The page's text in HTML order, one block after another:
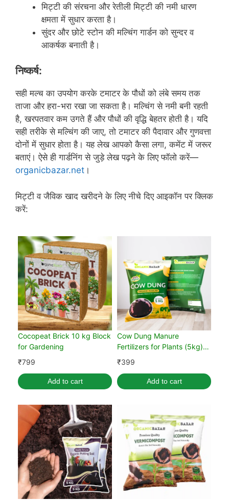
मिट्टी की संरचना और रेतीली मिट्टी की नमी धारण
क्षमता में सुधार करता है।
सुंदर और छोटे स्टोन की मल्चिंग गार्डन को सुन्दर व
आकर्षक बनाती है।
निष्कर्ष:
सही मल्च का उपयोग करके टमाटर के पौधों को लंबे समय तक
ताजा और हरा-भरा रखा जा सकता है। मल्चिंग से नमी बनी रहती
है, खरपतवार कम उगते हैं और पौधों की वृद्धि बेहतर होती है। यदि
सही तरीके से मल्चिंग की जाए, तो टमाटर की पैदावार और गुणवत्ता
दोनों में सुधार होता है। यह लेख आपको कैसा लगा, कमेंट में जरूर
बताएं। ऐसे ही गार्डनिंग से जुड़े लेख पढ़ने के लिए फॉलो करें—
organicbazar.net ।
मिट्टी व जैविक खाद खरीदने के लिए नीचे दिए आइकॉन पर क्लिक
करें:
Cocopeat Brick 10 kg Block
for Gardening
₹799
Add to cart
Cow Dung Manure
Fertilizers for Plants (5kg)
(Pack of 1)
₹399
Add to cart